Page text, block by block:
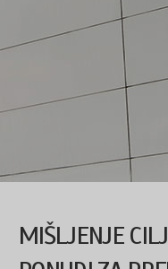
MIŠLJENJE